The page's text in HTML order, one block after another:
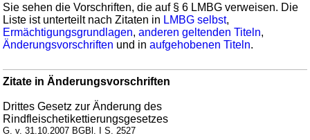
Sie sehen die Vorschriften, die auf § 6 LMBG verweisen. Die
Liste ist unterteilt nach Zitaten in LMBG selbst,
Ermächtigungsgrundlagen,anderen geltenden Titeln,
Änderungsvorschriften und inaufgehobenen Titeln.
Zitate in Änderungsvorschriften
Drittes Gesetz zur Änderung des
Rindfleischetikettierungsgesetzes
G. v. 31.10.2007 BGBl. I S. 2527